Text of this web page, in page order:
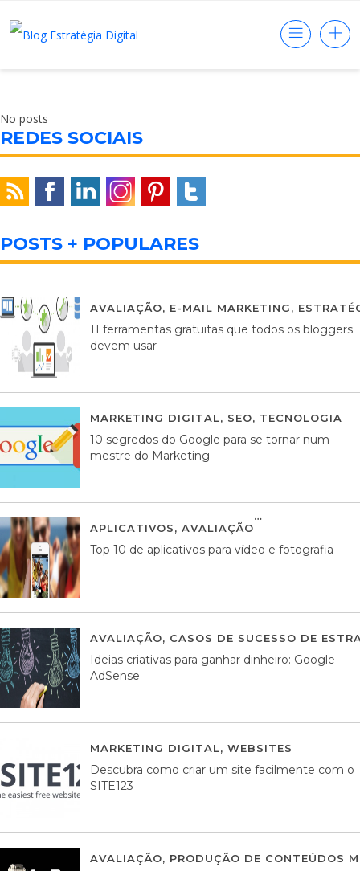
No posts
REDES SOCIAIS
POSTS + POPULARES
AVALIAÇÃO, E-MAIL MARKETING,
11 ferramentas gratuitas que todos os bloggers
devem usar
MARKETING DIGITAL, SEO, TECNOLOGIA
10 segredos do Google para se tornar num
mestre do Marketing
APLICATIVOS, AVALIAÇÃO
Top 10 de aplicativos para vídeo e fotografia
AVALIAÇÃO, CASOS DE SUCESSO DE
Ideias criativas para ganhar dinheiro: Google
AdSense
MARKETING DIGITAL, WEBSITES
Descubra como criar um site facilmente com o
SITE123
AVALIAÇÃO, PRODUÇÃO DE CONTEÚDOS